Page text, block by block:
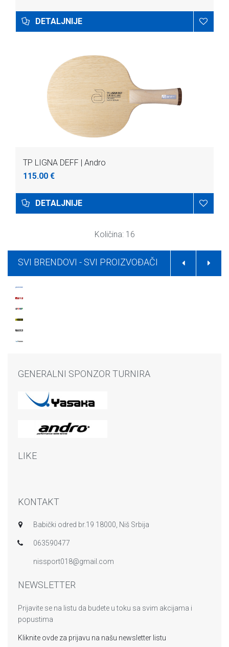
DETALJNIJE
TP LIGNA DEFF | Andro
115.00 €
DETALJNIJE
Količina: 16
SVI BRENDOVI - SVI PROIZVOĐAČI
GENERALNI SPONZOR TURNIRA
LIKE
KONTAKT
Babički odred br.19 18000, Niš Srbija
063590477
nissport018@gmail.com
NEWSLETTER
Prijavite se na listu da budete u toku sa svim akcijama i
popustima
Kliknite ovde za prijavu na našu newsletter listu